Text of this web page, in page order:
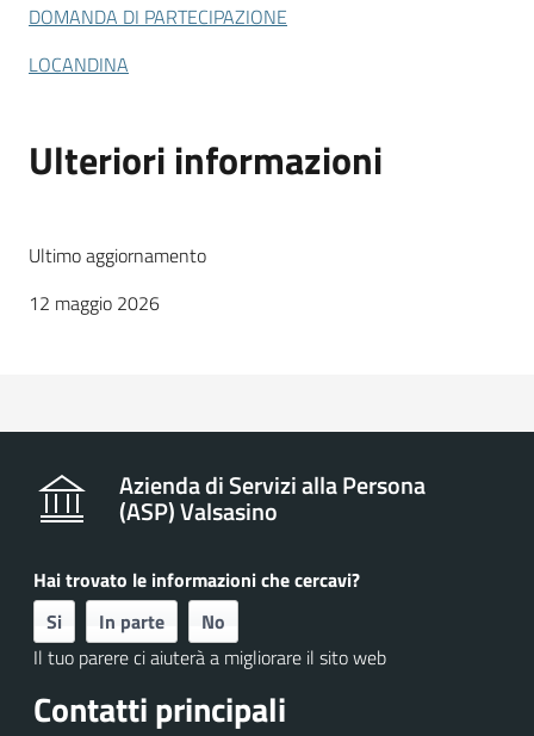
DOMANDA DI PARTECIPAZIONE
LOCANDINA
Ulteriori informazioni
Ultimo aggiornamento
12 maggio 2026
Azienda di Servizi alla Persona
(ASP) Valsasino
Hai trovato le informazioni che cercavi?
Si
In parte
No
Il tuo parere ci aiuterà a migliorare il sito web
Contatti principali